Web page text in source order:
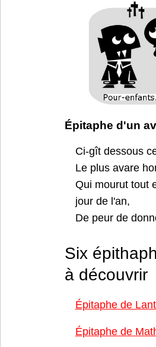
Épitaphe d'un
Ci-gît dessous
Le plus avare
Qui mourut tout
jour de l'an,
De peur de
Six
à découvrir
Épitaphe de
Épitaphe de